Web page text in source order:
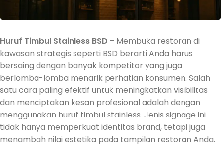
Huruf Timbul Stainless BSD – Membuka restoran di
kawasan strategis seperti BSD berarti Anda harus
bersaing dengan banyak kompetitor yang juga
berlomba-lomba menarik perhatian konsumen. Salah
satu cara paling efektif untuk meningkatkan visibilitas
dan menciptakan kesan profesional adalah dengan
menggunakan huruf timbul stainless. Jenis signage ini
tidak hanya memperkuat identitas brand, tetapi juga
menambah nilai estetika pada tampilan restoran Anda.